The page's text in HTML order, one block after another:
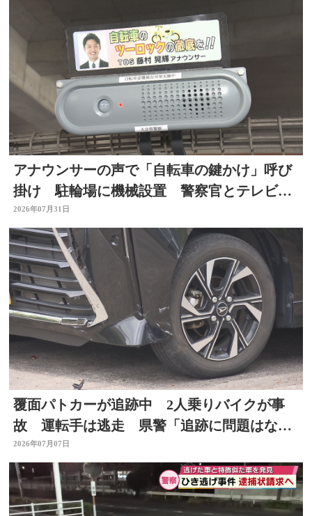
アナウンサーの声で「自転車の鍵かけ」呼び
掛け 駐輪場に機械設置 警察官とテレビ局
がタッグ 大分
2026年07月31日
覆面パトカーが追跡中 2人乗りバイクが事
故 運転手は逃走 県警「追跡に問題はな
い」大分
2026年07月07日